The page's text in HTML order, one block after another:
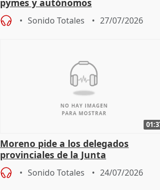
pymes y autónomos
Sonido Totales 27/07/2026
Moreno pide a los delegados
provinciales de la Junta
"determinación para afrontar los
retos", diálog
Sonido Totales 24/07/2026